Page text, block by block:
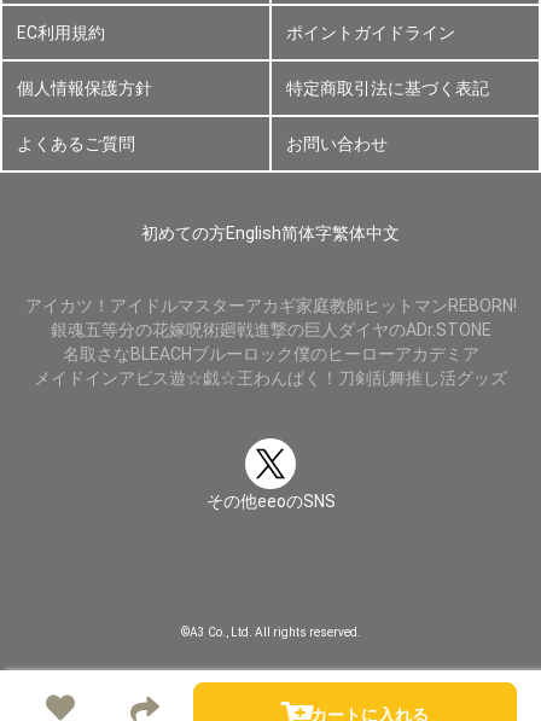
カートに入れる
EC利用規約 ポイントガイドライン
個人情報保護方針 特定商取引法に基づく表記
よくあるご質問 お問い合わせ
初めての方English简体字繁体中文
アイカツ！ アイドルマスターアカギ家庭教師ヒットマンREBORN!
銀魂五等分の花嫁呪術廻戦進撃の巨人 ダイヤのADr.STONE
名取さなBLEACHブルーロック僕のヒーローアカデミア
メイドインアビス遊☆戯☆王わんぱく！刀剣乱舞推し活グッズ
その他eeoのSNS
©A3 Co., Ltd. All rights reserved.